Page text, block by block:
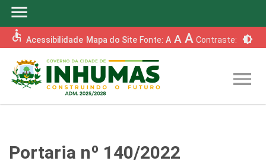
menu
accessible Acessibilidade Mapa do Site Fonte: A A A Contraste: brightness_6
menu
Portaria nº 140/2022